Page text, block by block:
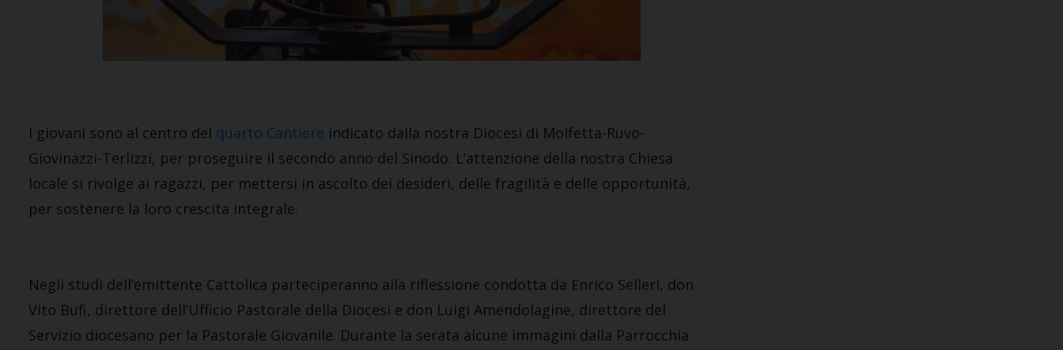
I giovani sono al centro del quarto Cantiere indicato dalla nostra Diocesi di Molfetta-Ruvo-
Giovinazzi-Terlizzi, per proseguire il secondo anno del Sinodo. L’attenzione della nostra Chiesa
locale si rivolge ai ragazzi, per mettersi in ascolto dei desideri, delle fragilità e delle opportunità,
per sostenere la loro crescita integrale.
Negli studi dell’emittente Cattolica parteciperanno alla riflessione condotta da Enrico Selleri, don
Vito Bufi, direttore dell’Ufficio Pastorale della Diocesi e don Luigi Amendolagine, direttore del
Servizio diocesano per la Pastorale Giovanile. Durante la serata alcune immagini dalla Parrocchia